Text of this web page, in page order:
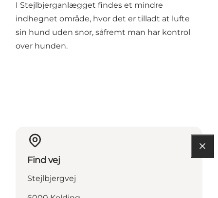
I Stejlbjerganlægget findes et mindre
indhegnet område, hvor det er tilladt at lufte
sin hund uden snor, såfremt man har kontrol
over hunden.
Find vej
Stejlbjergvej